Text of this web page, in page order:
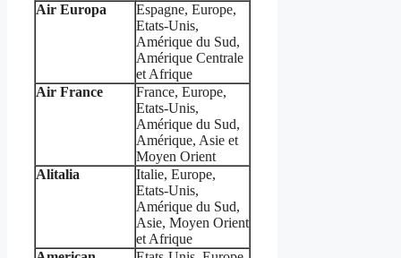
Air Europa
Espagne, Europe,
Etats-Unis,
Amérique du Sud,
Amérique Centrale
et Afrique
Air France
France, Europe,
Etats-Unis,
Amérique du Sud,
Amérique, Asie et
Moyen Orient
Alitalia
Italie, Europe,
Etats-Unis,
Amérique du Sud,
Asie, Moyen Orient
et Afrique